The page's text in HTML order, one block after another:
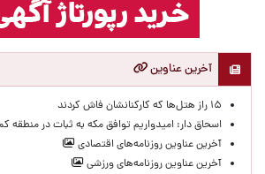
آخرین عناوین
۱۵ راز هتل‌ها که کارکنانشان فاش کردند
اسحاق دار: امیدواریم توافق مکه به ثبات در منطقه
آخرین عناوین روزنامه‌های اقتصادی
آخرین عناوین روزنامه‌های ورزشی